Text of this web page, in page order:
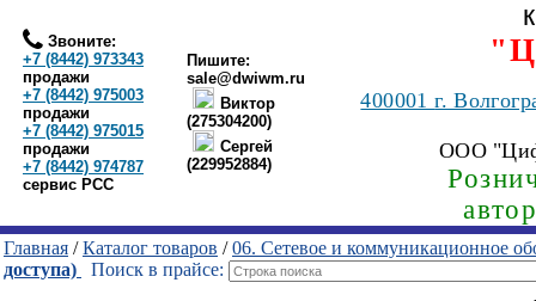
Звоните:
+7 (8442) 973343
продажи
+7 (8442) 975003
продажи
+7 (8442) 975015
продажи
+7 (8442) 974787
сервис РСС
Пишите:
sale@dwiwm.ru
Виктор
(275304200)
Сергей
(229952884)
400001г.
ООО
Главная /Каталог товаров /06. Сетевое и коммуникационное
доступа)
Поиск в прайсе: